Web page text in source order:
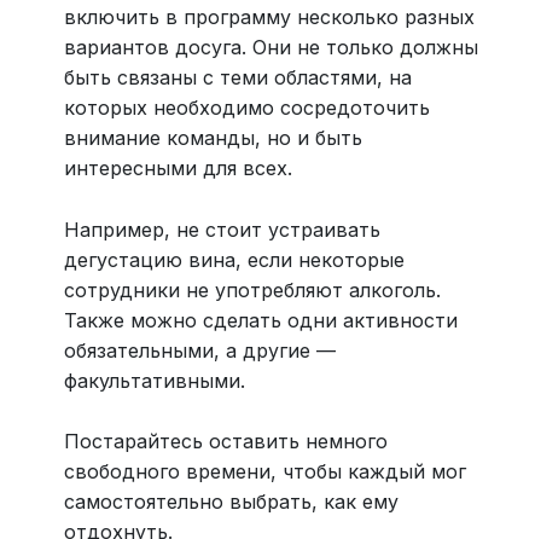
включить в программу несколько разных
вариантов досуга. Они не только должны
быть связаны с теми областями, на
которых необходимо сосредоточить
внимание команды, но и быть
интересными для всех.
Например, не стоит устраивать
дегустацию вина, если некоторые
сотрудники не употребляют алкоголь.
Также можно сделать одни активности
обязательными, а другие —
факультативными.
Постарайтесь оставить немного
свободного времени, чтобы каждый мог
самостоятельно выбрать, как ему
отдохнуть.